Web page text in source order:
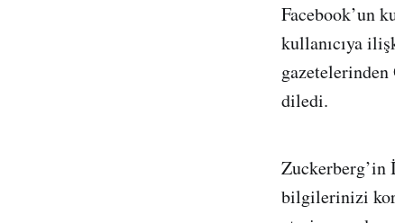
Facebook’un
kullanıcıya
diledi.
Zuckerberg’in
bilgilerinizi